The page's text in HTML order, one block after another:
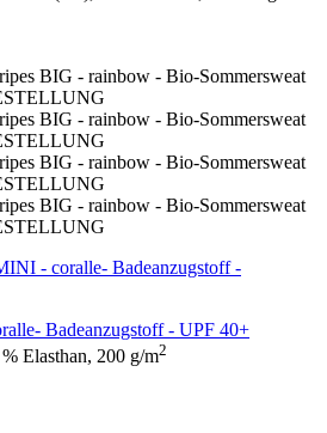
Badeanzugstoff - UPF 40+
Elasthan, 200 g/m2